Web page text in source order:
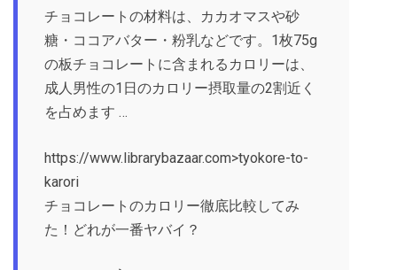
チョコレートの材料は、カカオマスや砂
糖・ココアバター・粉乳などです。1枚75g
の板チョコレートに含まれるカロリーは、
成人男性の1日のカロリー摂取量の2割近く
を占めます …
https://www.librarybazaar.com>tyokore-to-
karori
チョコレートのカロリー徹底比較してみ
た！どれが一番ヤバイ？